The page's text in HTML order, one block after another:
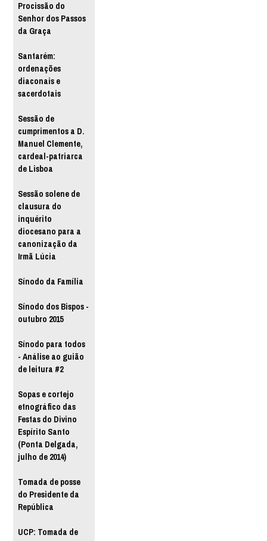
Procissão do
Senhor dos Passos
da Graça
Santarém:
ordenações
diaconais e
sacerdotais
Sessão de
cumprimentos a D.
Manuel Clemente,
cardeal-patriarca
de Lisboa
Sessão solene de
clausura do
inquérito
diocesano para a
canonização da
Irmã Lúcia
Sínodo da Família
Sínodo dos Bispos -
outubro 2015
Sínodo para todos
- Análise ao guião
de leitura #2
Sopas e cortejo
etnográfico das
Festas do Divino
Espírito Santo
(Ponta Delgada,
julho de 2014)
Tomada de posse
do Presidente da
República
UCP: Tomada de